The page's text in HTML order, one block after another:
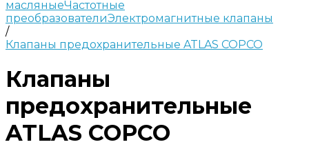
масляныеЧастотные
преобразователиЭлектромагнитные клапаны
/
Клапаны предохранительные ATLAS COPCO
Клапаны
предохранительные
ATLAS COPCO